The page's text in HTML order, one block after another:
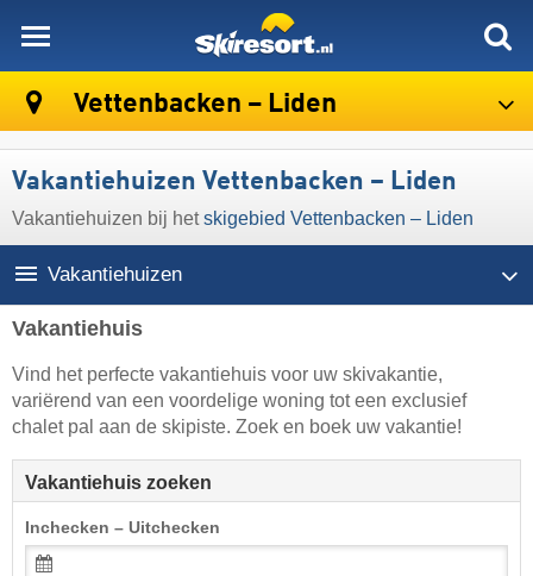
Vettenbacken – Liden
Vakantiehuizen Vettenbacken – Liden
Vakantiehuizen bij hetskigebied Vettenbacken – Liden
Vakantiehuizen
Vakantiehuis
Vind het perfecte vakantiehuis voor uw skivakantie,
variërend van een voordelige woning tot een exclusief
chalet pal aan de skipiste. Zoek en boek uw vakantie!
Vakantiehuis zoeken
Inchecken – Uitchecken